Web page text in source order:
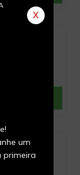
X
um
primeira